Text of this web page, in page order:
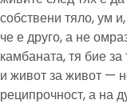
собствени тяло, ум
че е друго, а не
камбаната, тя бие
и живот за живот —
реципрочност, а на